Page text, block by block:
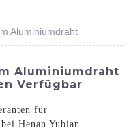
Aluminiumdraht
Aluminiumdraht
Verfügbar
für
Henan Yubian